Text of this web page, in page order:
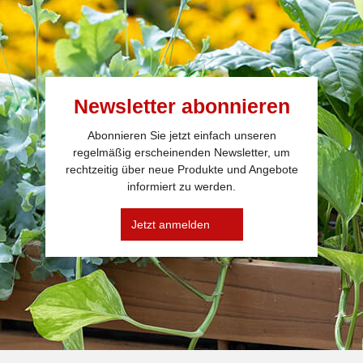
Newsletter abonnieren
Abonnieren Sie jetzt einfach unseren
regelmäßig erscheinenden Newsletter, um
rechtzeitig über neue Produkte und Angebote
informiert zu werden.
Jetzt anmelden